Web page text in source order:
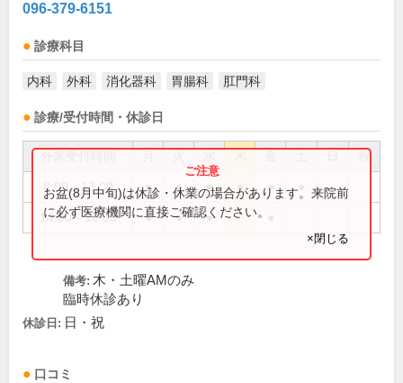
096-379-6151
診療科目
内科 外科 消化器科 胃腸科 肛門科
診療/受付時間・休診日
祝
8:00～13:00 ● ● ● ● ●
14:00～18:00 ● ● ●
お盆(8月中旬)は休診・休業の場合があります。来院前
に必ず医療機関に直接ご確認ください。
×閉じる
備考: 木・土曜AMのみ
臨時休診あり
休診日: 日・祝
口コミ